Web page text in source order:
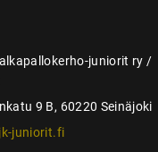
juniorit ry /
9 B, 60220 Seinäjoki
juniorit.fi